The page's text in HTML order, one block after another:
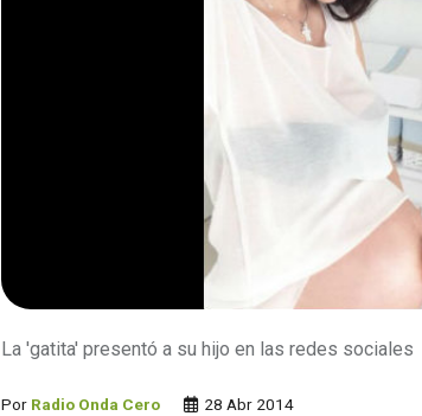
La 'gatita' presentó a su hijo en las redes sociales
Por Radio Onda Cero 28 Abr 2014